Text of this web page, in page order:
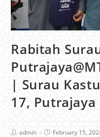
Rabitah
| Surau
17, Putrajaya
admin February 15,